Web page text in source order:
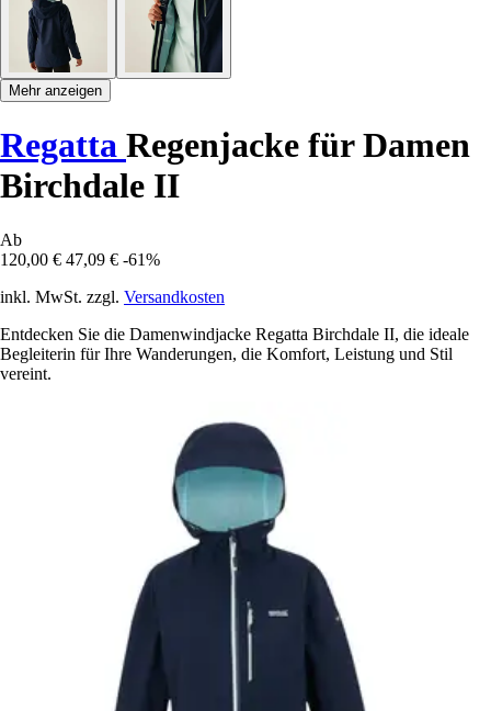
Mehr anzeigen
Regatta Regenjacke für Damen
Birchdale II
Ab
120,00 € 47,09 € -61%
inkl. MwSt. zzgl. Versandkosten
Entdecken Sie die Damenwindjacke Regatta Birchdale II, die ideale
Begleiterin für Ihre Wanderungen, die Komfort, Leistung und Stil
vereint.